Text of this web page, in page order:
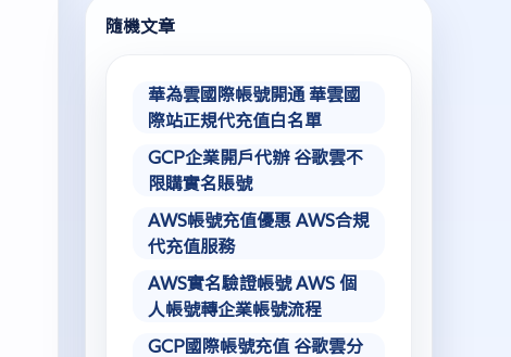
隨機文章
華為雲國際帳號開通 華雲國
際站正規代充值白名單
GCP企業開戶代辦 谷歌雲不
限購實名賬號
AWS帳號充值優惠 AWS合規
代充值服務
AWS實名驗證帳號 AWS 個
人帳號轉企業帳號流程
GCP國際帳號充值 谷歌雲分